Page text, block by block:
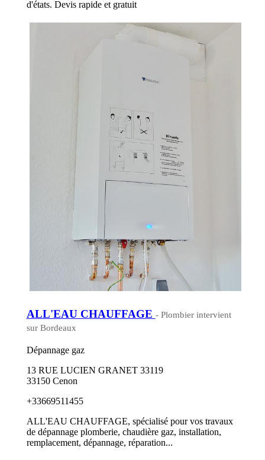
d'états. Devis rapide et gratuit
ALL'EAU CHAUFFAGE - Plombier intervient
sur Bordeaux
Dépannage gaz
13 RUE LUCIEN GRANET 33119
33150 Cenon
+33669511455
ALL'EAU CHAUFFAGE, spécialisé pour vos travaux
de dépannage plomberie, chaudière gaz, installation,
remplacement, dépannage, réparation...